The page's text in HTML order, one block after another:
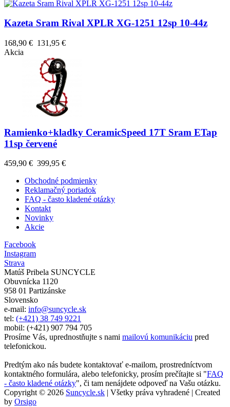
Kazeta Sram Rival XPLR XG-1251 12sp 10-44z
168,90 € 131,95 €
Akcia
Ramienko+kladky CeramicSpeed 17T Sram ETap
11sp červené
459,90 € 399,95 €
Obchodné podmienky
Reklamačný poriadok
FAQ - často kladené otázky
Kontakt
Novinky
Akcie
Facebook
Instagram
Strava
Matúš Pribela SUNCYCLE
Obuvnícka 1120
958 01 Partizánske
Slovensko
e-mail: info@suncycle.sk
tel: (+421) 38 749 9221
mobil: (+421) 907 794 705
Prosíme Vás, uprednostňujte s nami mailovú komunikáciu pred
telefonickou.
Predtým ako nás budete kontaktovať e-mailom, prostredníctvom
kontaktného formulára, alebo telefonicky, prosím prečítajte si "FAQ
- často kladené otázky", či tam nenájdete odpoveď na Vašu otázku.
Copyright © 2026 Suncycle.sk | Všetky práva vyhradené | Created
by Orsigo